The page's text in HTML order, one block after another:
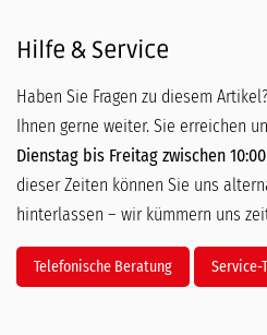
Hilfe & Service
Haben Sie Fragen zu diesem
Ihnen gerne weiter. Sie erreichen
Dienstag bis Freitag zwischen
dieser Zeiten können Sie uns
hinterlassen – wir kümmern uns
Telefonische Beratung Service-